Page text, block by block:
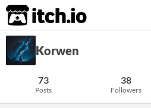
itch.io
Korwen
73
Posts
38
Followers